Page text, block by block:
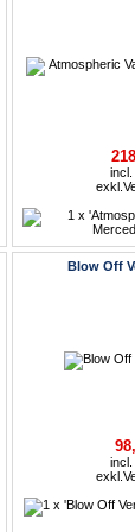
exkl.
Blow Off
exkl.